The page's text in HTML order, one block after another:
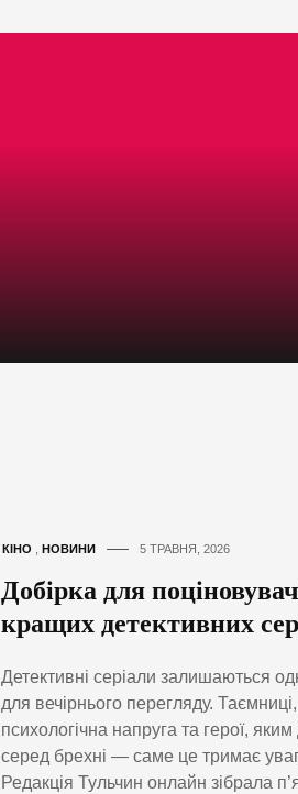
КІНО , НОВИНИ 5 ТРАВНЯ, 2026
Добірка для
кращих детективних
Детективні серіали залишаються
для вечірнього перегляду.
психологічна напруга та герої,
серед брехні — саме це тримає
Редакція Тульчин онлайн зібрала